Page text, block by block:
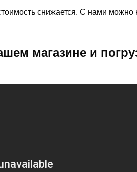
снижается. С нами можно
магазине и